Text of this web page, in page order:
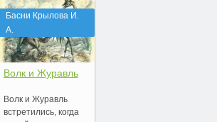
Басни Крылова И.
А.
Волк и Журавль
Волк и Журавль
встретились, когда